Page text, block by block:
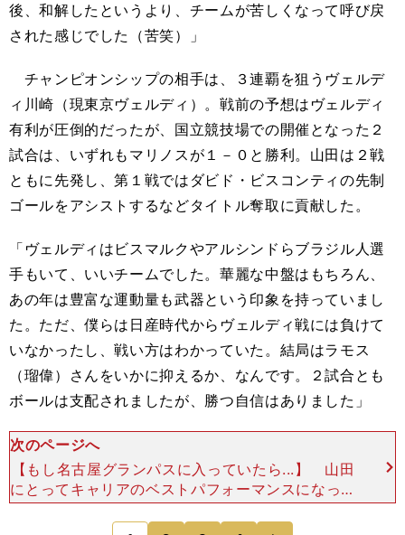
後、和解したというより、チームが苦しくなって呼び戻
された感じでした（苦笑）」
チャンピオンシップの相手は、３連覇を狙うヴェルデ
ィ川崎（現東京ヴェルディ）。戦前の予想はヴェルディ
有利が圧倒的だったが、国立競技場での開催となった２
試合は、いずれもマリノスが１－０と勝利。山田は２戦
ともに先発し、第１戦ではダビド・ビスコンティの先制
ゴールをアシストするなどタイトル奪取に貢献した。
「ヴェルディはビスマルクやアルシンドらブラジル人選
手もいて、いいチームでした。華麗な中盤はもちろん、
あの年は豊富な運動量も武器という印象を持っていまし
た。ただ、僕らは日産時代からヴェルディ戦には負けて
いなかったし、戦い方はわかっていた。結局はラモス
（瑠偉）さんをいかに抑えるか、なんです。２試合とも
ボールは支配されましたが、勝つ自信はありました」
次のページへ
【もし名古屋グランパスに入っていたら...】 山田
にとってキャリアのベストパフォーマンスになった
のも、この年の試合だった。「ファーストステージ
に三ツ沢で（名古屋）グランパスに２－０で勝ちま